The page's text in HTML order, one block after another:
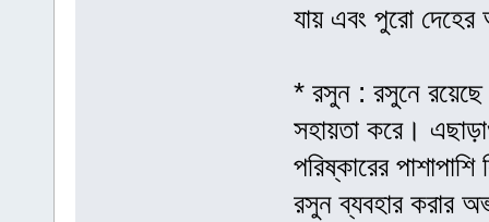
যায় এবং পুরো
* রসুন : রসুনে রয়েছে
সহায়তা করে।
পরিষ্কারের
রসুন ব্যবহার করার